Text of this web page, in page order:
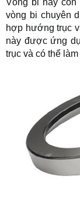
Vòng bi này
vòng bi chuyên
hợp hướng trục
này được ứng
trục và có thể